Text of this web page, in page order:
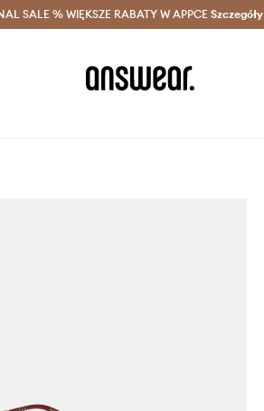
Answear Club > Dostawa nawet w 24h >
SALE % WIĘKSZE RABATY W APPCESzczegóły